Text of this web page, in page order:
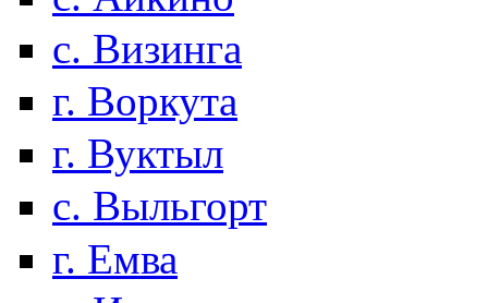
с. Визинга
г. Воркута
г. Вуктыл
с. Выльгорт
г. Емва